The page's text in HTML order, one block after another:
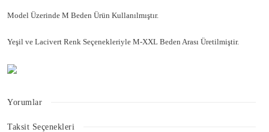
Model Üzerinde M Beden Ürün Kullanılmıştır.
Yeşil ve Lacivert Renk Seçenekleriyle M-XXL Beden Arası Üretilmiştir.
Yorumlar
Taksit Seçenekleri